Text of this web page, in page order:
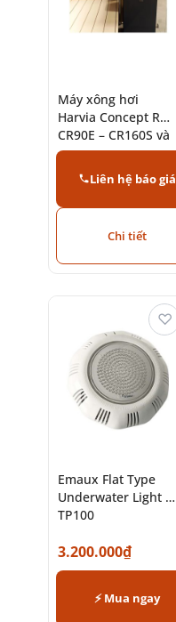
Máy xông hơi
Harvia Concept R
CR90E – CR160S và
Concept R Mini (3,5
– 16kW)Liên hệ báo giá
Chi tiết
Emaux Flat Type
Underwater Light –
TP100
3.200.000₫
⚡ Mua ngay
♡